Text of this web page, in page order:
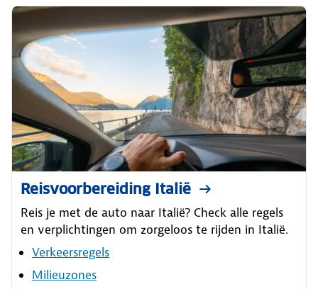
Reisvoorbereiding Italië
Reis je met de auto naar Italië? Check alle regels
en verplichtingen om zorgeloos te rijden in Italië.
Verkeersregels
Milieuzones